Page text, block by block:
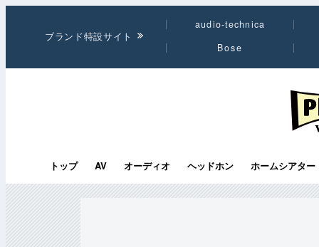
ブランド特設サイト
audio-technica
Bose
トップ AV オーディオ ヘッドホン ホームシアター